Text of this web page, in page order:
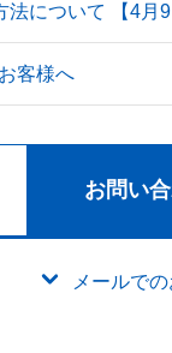
について 【4月9
客様へ
お問い
メールで